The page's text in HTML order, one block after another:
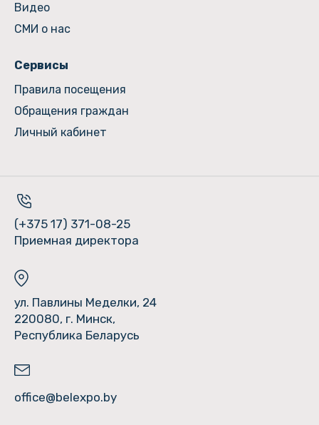
Видео
СМИ о нас
Сервисы
Правила посещения
Обращения граждан
Личный кабинет
(+375 17) 371-08-25
Приемная директора
ул. Павлины Меделки, 24
220080, г. Минск,
Республика Беларусь
office@belexpo.by